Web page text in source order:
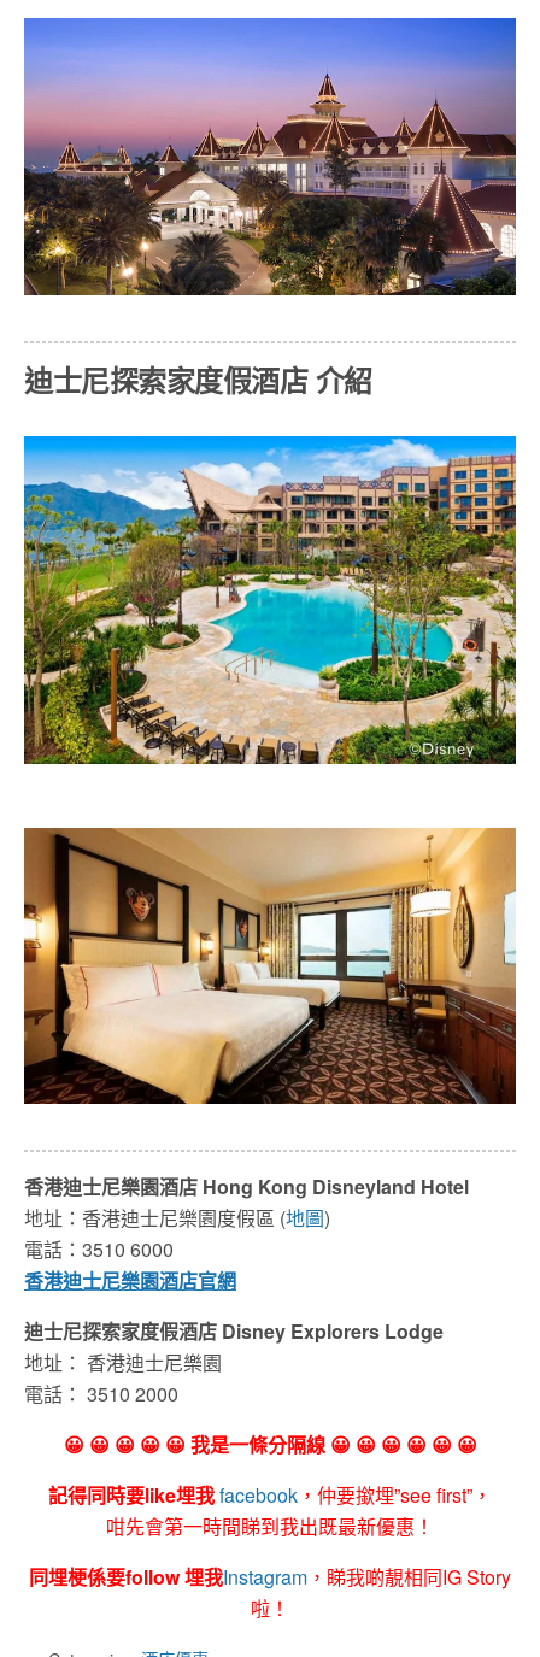
迪士尼探索家度假酒店 介紹
香港迪士尼樂園酒店 Hong Kong Disneyland Hotel
地址：香港迪士尼樂園度假區 (地圖)
電話：3510 6000
香港迪士尼樂園酒店官網
迪士尼探索家度假酒店 Disney Explorers Lodge
地址： 香港迪士尼樂園
電話： 3510 2000
😀 😀 😀 😀 😀 我是一條分隔線 😀 😀 😀 😀 😀 😀
記得同時要like埋我facebook ，仲要撳埋”see first”，
咁先會第一時間睇到我出既最新優惠！
同埋梗係要follow 埋我Instagram ，睇我啲靚相同IG Story
啦！